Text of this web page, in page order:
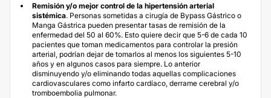
Remisión y/o mejor control de la hipertensión arterial
sistémica. Personas sometidas a cirugía de Bypass Gástrico o
Manga Gástrica pueden presentar tasas de remisión de la
enfermedad del 50 al 60%. Esto quiere decir que 5-6 de cada 10
pacientes que toman medicamentos para controlar la presión
arterial, podrían dejar de tomarlos al menos los siguientes 5-10
años y en algunos casos para siempre. Lo anterior
disminuyendo y/o eliminando todas aquellas complicaciones
cardiovasculares como infarto cardíaco, derrame cerebral y/o
tromboembolia pulmonar.